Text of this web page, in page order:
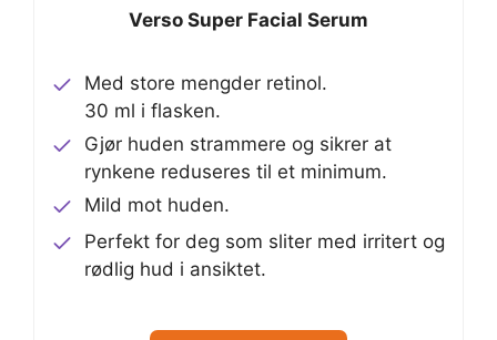
Verso Super Facial Serum
Med store mengder retinol.
30 ml i flasken.
Gjør huden strammere og sikrer at
rynkene reduseres til et minimum.
Mild mot huden.
Perfekt for deg som sliter med irritert og
rødlig hud i ansiktet.